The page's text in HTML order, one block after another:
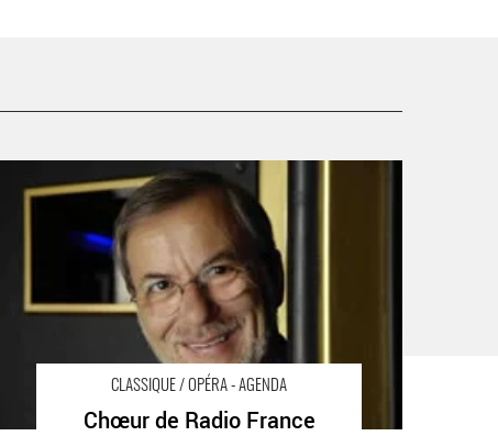
CLASSIQUE / OPÉRA - AGENDA
Chœur de Radio France
Chœur de Radio France - Critique sortie Classique /
Opéra